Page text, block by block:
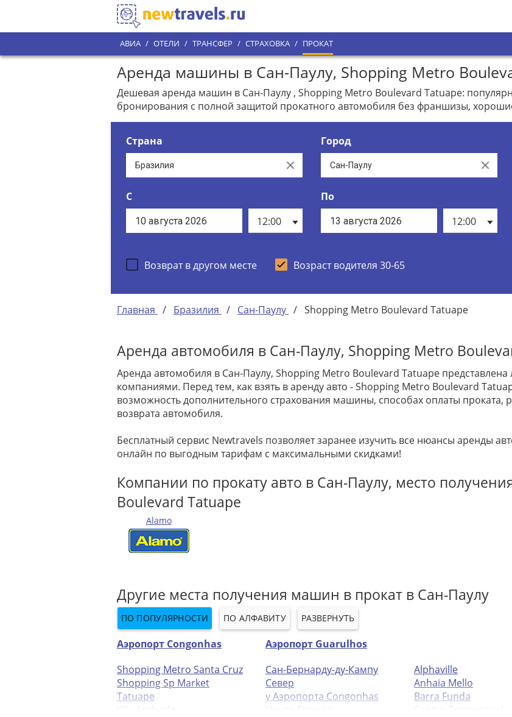
АВИА / ОТЕЛИ / ТРАНСФЕР / СТРАХОВКА / ПРОКАТ
Аренда машины в Сан-Паулу, Shopping Metro
Дешевая аренда машин в Сан-Паулу , Shopping Metro Boulevard Tatuape:
бронирования с полной защитой прокатного автомобиля без франшизы,
Страна
Clear
Город
Clear
С
12:00
По
12:00
Возврат в другом месте Возраст водителя 30-65
Главная / Бразилия / Сан-Паулу / Shopping Metro Boulevard Tatuape
Аренда автомобиля в Сан-Паулу, Shopping Metro
Аренда автомобиля в Сан-Паулу, Shopping Metro Boulevard Tatuape
компаниями. Перед тем, как взять в аренду авто - Shopping Metro Boulevard
возможность дополнительного страхования машины, способах оплаты проката,
возврата автомобиля.
Бесплатный сервис Newtravels позволяет заранее изучить все нюансы аренды
онлайн по выгодным тарифам с максимальными скидками!
Компании по прокату авто в Сан-Паулу, место
Boulevard Tatuape
Alamo
Другие места получения машин в прокат в Сан-Паулу
ПО ПОПУЛЯРНОСТИ ПО АЛФАВИТУ РАЗВЕРНУТЬ
Аэропорт Congonhas
Аэропорт Guarulhos
Shopping Metro Santa Cruz
Shopping Sp Market
Tatuape
Vila Andrade
Сан-Бернарду-ду-Кампу
Север
у Аэропорта Congonhas
Центр Города
Alphaville
Anhaia Mello
Barra Funda
Centro Empresarial